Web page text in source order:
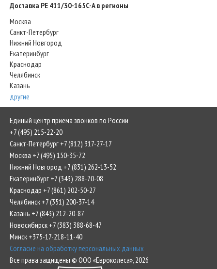
Доставка PE 411/30-165C-A в регионы
Москва
Санкт-Петербург
Нижний Новгород
Екатеринбург
Краснодар
Челябинск
Казань
другие
Единый центр приёма звонков по России
+7 (495) 215-22-20
Санкт-Петербург +7 (812) 317-27-17
Москва +7 (495) 150-35-72
Нижний Новгород +7 (831) 262-13-52
Екатеринбург +7 (343) 288-70-08
Краснодар +7 (861) 202-50-27
Челябинск +7 (351) 200-37-14
Казань +7 (843) 212-20-87
Новосибирск +7 (383) 388-68-47
Минск +375-17-218-11-40
Согласие на обработку персональных данных
Все права защищены © ООО «Евроколеса», 2026